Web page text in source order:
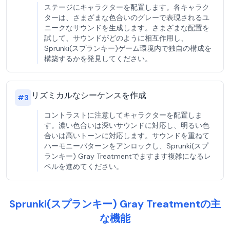
ステージにキャラクターを配置します。各キャラク
ターは、さまざまな色合いのグレーで表現されるユ
ニークなサウンドを生成します。さまざまな配置を
試して、サウンドがどのように相互作用し、
Sprunki(スプランキー)ゲーム環境内で独自の構成を
構築するかを発見してください。
#3 リズミカルなシーケンスを作成
コントラストに注意してキャラクターを配置しま
す。濃い色合いは深いサウンドに対応し、明るい色
合いは高いトーンに対応します。サウンドを重ねて
ハーモニーパターンをアンロックし、Sprunki(スプ
ランキー) Gray Treatmentでますます複雑になるレ
ベルを進めてください。
Sprunki(スプランキー) Gray Treatmentの主
な機能